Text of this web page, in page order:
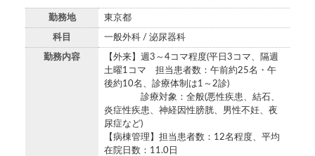
勤務地 東京都
科目 一般外科 / 泌尿器科
勤務内容
【外来】週3～4コマ程度(平日3コマ、隔週
土曜1コマ 担当患者数：午前約25名・午
後約10名、診療体制は1～2診)
診療対象：全般(悪性疾患、結石、
炎症性疾患、神経因性膀胱、男性不妊、夜
尿症など)
【病棟管理】担当患者数：12名程度、平均
在院日数：11.0日